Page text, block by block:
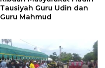
Tausiyah Guru Udin dan
Guru Mahmud